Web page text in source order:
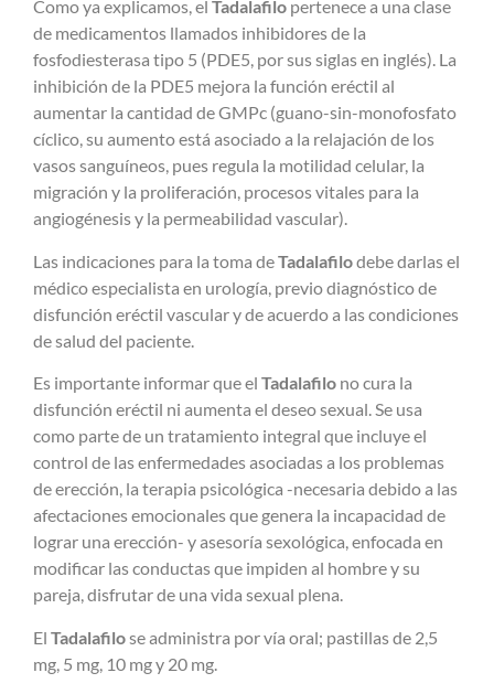
Como ya explicamos, el Tadalafilo pertenece a una clase
de medicamentos llamados inhibidores de la
fosfodiesterasa tipo 5 (PDE5, por sus siglas en inglés). La
inhibición de la PDE5 mejora la función eréctil al
aumentar la cantidad de GMPc (guano-sin-monofosfato
cíclico, su aumento está asociado a la relajación de los
vasos sanguíneos, pues regula la motilidad celular, la
migración y la proliferación, procesos vitales para la
angiogénesis y la permeabilidad vascular).
Las indicaciones para la toma deTadalafilodebe darlas el
médico especialista en urología, previo diagnóstico de
disfunción eréctil vascular y de acuerdo a las condiciones
de salud del paciente.
Es importante informar que el Tadalafilo no cura la
disfunción eréctil ni aumenta el deseo sexual. Se usa
como parte de un tratamiento integral que incluye el
control de las enfermedades asociadas a los problemas
de erección, la terapia psicológica -necesaria debido a las
afectaciones emocionales que genera la incapacidad de
lograr una erección- y asesoría sexológica, enfocada en
modificar las conductas que impiden al hombre y su
pareja, disfrutar de una vida sexual plena.
El Tadalafilose administra por vía oral; pastillas de 2,5
mg, 5 mg, 10 mg y 20 mg.